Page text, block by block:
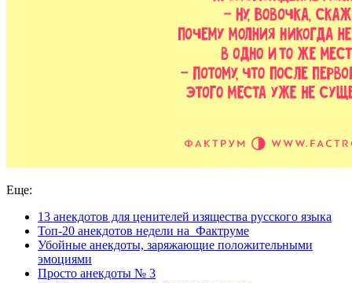
Еще:
13 анекдотов для ценителей изящества русского языка
Топ-20 анекдотов недели на Фактруме
Убойные анекдоты, заряжающие положительными
эмоциями
Просто анекдоты № 3